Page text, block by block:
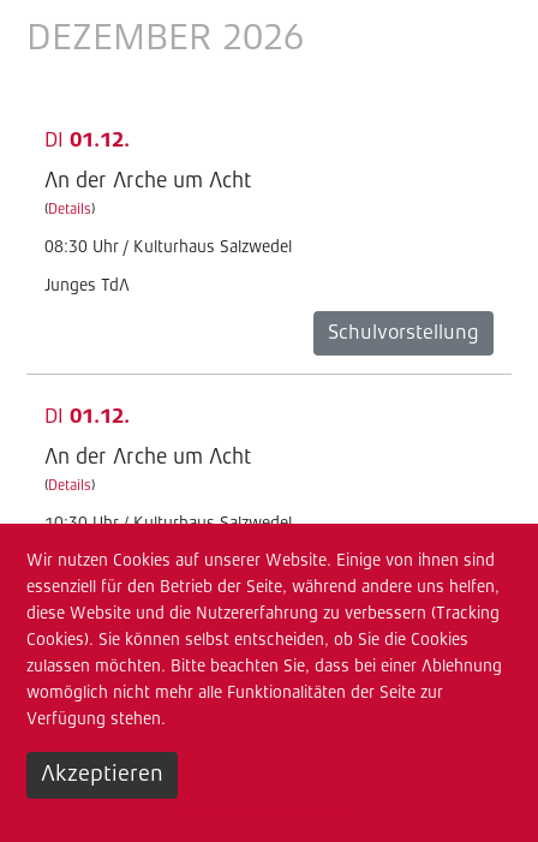
DEZEMBER 2026
DI 01.12.
An der Arche um Acht
(Details)
08:30 Uhr / Kulturhaus Salzwedel
Junges TdA
Schulvorstellung
DI 01.12.
An der Arche um Acht
(Details)
10:30 Uhr / Kulturhaus Salzwedel
Junges TdA
Schulvorstellung
MI 02.12.
An der Arche um Acht
(Details
08:30 Uhr / Kulturhaus Salzwedel
Wir nutzen Cookies auf unserer Website. Einige von ihnen sind
essenziell für den Betrieb der Seite, während andere uns helfen,
diese Website und die Nutzererfahrung zu verbessern (Tracking
Cookies). Sie können selbst entscheiden, ob Sie die Cookies
zulassen möchten. Bitte beachten Sie, dass bei einer Ablehnung
womöglich nicht mehr alle Funktionalitäten der Seite zur
Verfügung stehen.
Akzeptieren